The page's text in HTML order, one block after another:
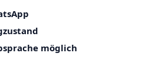
möglich